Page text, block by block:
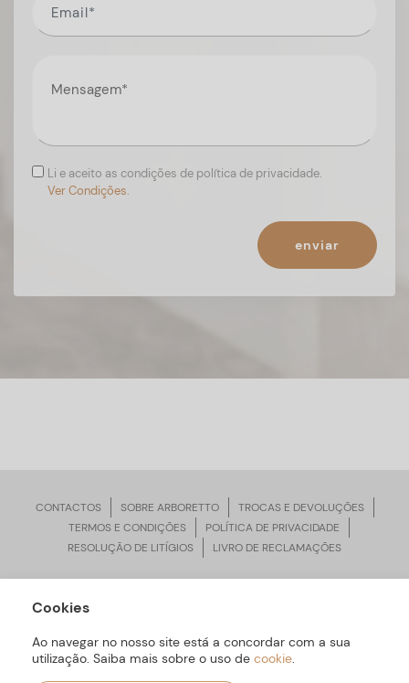
Li e aceito as condições de política de privacidade.
Ver Condições.
enviar
CONTACTOS SOBRE ARBORETTO
TROCAS E DEVOLUÇÕES
TERMOS E CONDIÇÕES
POLÍTICA DE PRIVACIDADE
RESOLUÇÃO DE LITÍGIOS
LIVRO DE RECLAMAÇÕES
ARBORETTO © Todos os Direitos Reservados | Desenvolvido por
Cookies
Ao navegar no nosso site está a concordar com a sua
utilização. Saiba mais sobre o uso de cookie.